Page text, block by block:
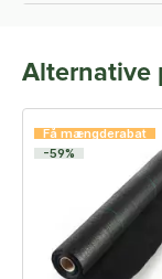
Alternative
Få mængderabat
-59%